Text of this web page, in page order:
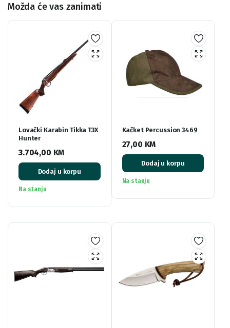
Možda će vas zanimati
Lovački Karabin Tikka T3X
Hunter
3.704,00 KM
Dodaj u korpu
Na stanju
Kačket Percussion 3469
27,00 KM
Dodaj u korpu
Na stanju